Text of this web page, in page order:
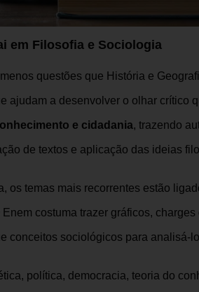
em Filosofia e Sociologia
questões que História e
ajudam a desenvolver o olhar crítico
e cidadania, trazendo
de textos e aplicação das ideias
os temas mais recorrentes estão
costuma trazer gráficos,
conceitos sociológicos para analisá-
política, democracia, teoria do